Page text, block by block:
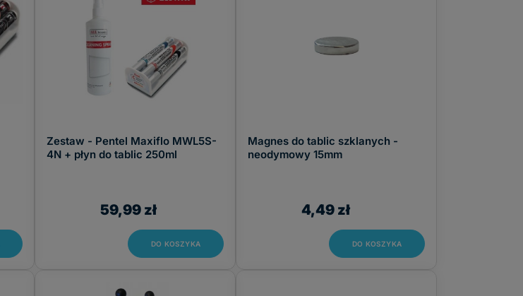
Zestaw - Pentel Maxiflo MWL5S-
4N + płyn do tablic 250ml
59,99 zł
DO KOSZYKA
Magnes do tablic szklanych -
neodymowy 15mm
4,49 zł
DO KOSZYKA